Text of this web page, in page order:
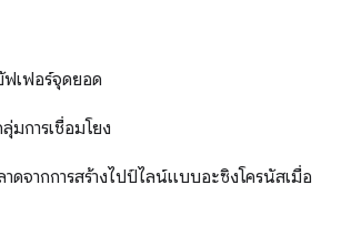
ฟเฟอร์จุดยอด
มการเชื่อมโยง
ดจากการสร้างไปป์ไลน์แบบอะซิงโครนัสเมื่อ